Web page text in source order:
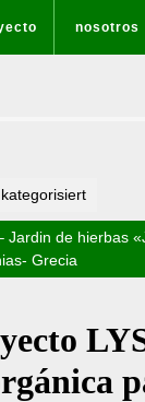
nosotros
Jardin de hierbas
Grecia